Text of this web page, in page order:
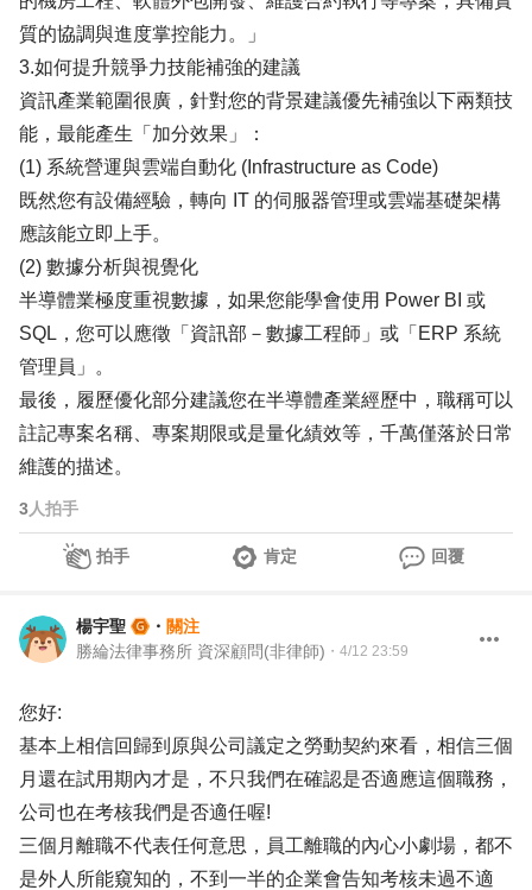
質的協調與進度掌控能力。」
3.如何提升競爭力技能補強的建議
資訊產業範圍很廣，針對您的背景建議優先補強以下兩類技
能，最能產生「加分效果」：
(1) 系統營運與雲端自動化 (Infrastructure as Code)
既然您有設備經驗，轉向 IT 的伺服器管理或雲端基礎架構
應該能立即上手。
(2) 數據分析與視覺化
半導體業極度重視數據，如果您能學會使用 Power BI 或
SQL，您可以應徵「資訊部－數據工程師」或「ERP 系統
管理員」。
最後，履歷優化部分建議您在半導體產業經歷中，職稱可以
註記專案名稱、專案期限或是量化績效等，千萬僅落於日常
維護的描述。
3人拍手
拍手 肯定 回覆
楊宇聖 ・ 關注
勝綸法律事務所 資深顧問(非律師) ・ 4/12 23:59
您好:
基本上相信回歸到原與公司議定之勞動契約來看，相信三個
月還在試用期內才是，不只我們在確認是否適應這個職務，
公司也在考核我們是否適任喔!
三個月離職不代表任何意思，員工離職的內心小劇場，都不
是外人所能窺知的，不到一半的企業會告知考核未過不適